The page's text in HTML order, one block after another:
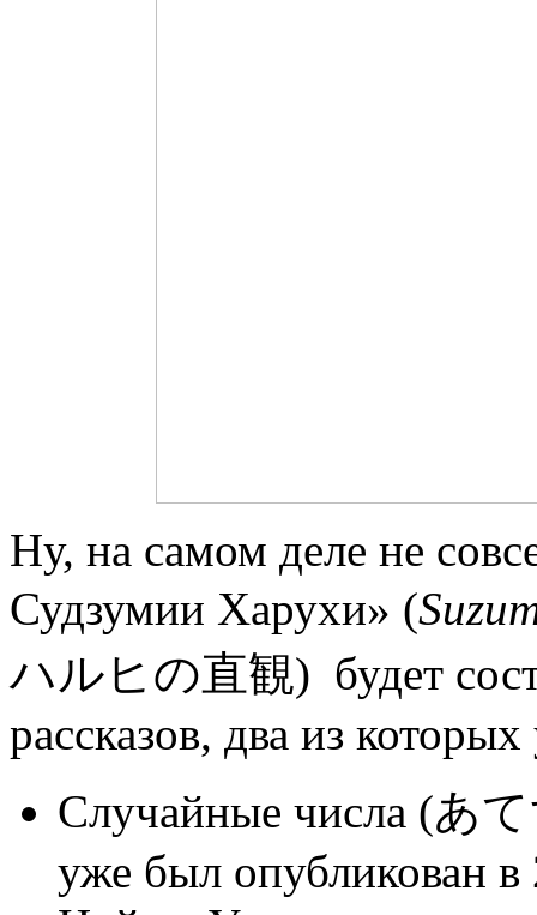
Ну, на самом деле не
Судзумии Харухи» (
ハルヒの直観) будет
рассказов, два из
Случайные числа (あ
уже был опубликован в